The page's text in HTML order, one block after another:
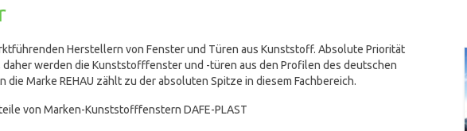
Herstellern von Fenster und Türen aus Kunststoff. Absolute Priorität
werden die Kunststofffenster und -türen aus den Profilen des deutschen
die Marke REHAU zählt zu der absoluten Spitze in diesem Fachbereich.
von Marken-Kunststofffenstern DAFE-PLAST